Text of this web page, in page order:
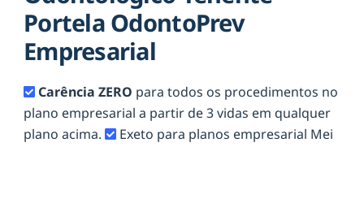
Portela OdontoPrev
Empresarial
Carência ZERO para todos os procedimentos no
plano empresarial a partir de 3 vidas em qualquer
plano acima.
Exeto para planos empresarial Mei